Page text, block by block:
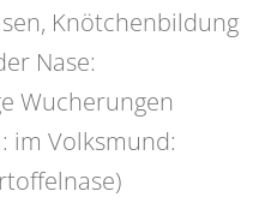
Knötchenbildung
Nase:
Wucherungen
im Volksmund: